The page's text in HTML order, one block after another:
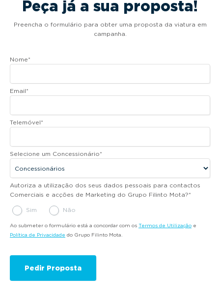
Peça já a sua proposta!
Preencha o formulário para obter uma proposta da viatura em
campanha.
Nome*
Email*
Telemóvel*
Selecione um Concessionário*
Autoriza a utilização dos seus dados pessoais para contactos
Comerciais e acções de Marketing do Grupo Filinto Mota?*
Sim Não
Ao submeter o formulário está a concordar com os Termos de Utilização e
Política de Privacidade do Grupo Filinto Mota.